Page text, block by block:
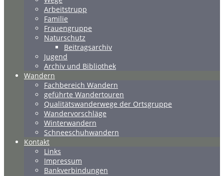
Arbeitstrupp
Familie
Frauengruppe
Naturschutz
Beitragsarchiv
Jugend
Archiv und Bibliothek
Wandern
Fachbereich Wandern
geführte Wandertouren
Qualitätswanderwege der Ortsgruppe
Wandervorschläge
Winterwandern
Schneeschuhwandern
Kontakt
Links
Impressum
Bankverbindungen